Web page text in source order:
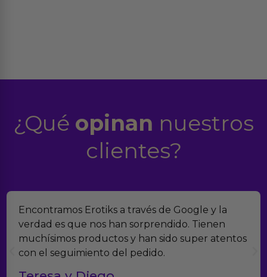
¿Qué opinan nuestros
clientes?
Encontramos Erotiks a través de Google y la
verdad es que nos han sorprendido. Tienen
muchísimos productos y han sido super atentos
con el seguimiento del pedido.